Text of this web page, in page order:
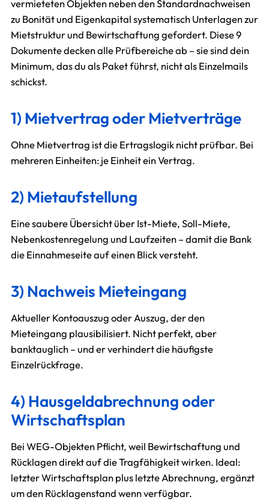
vermieteten Objekten neben den Standardnachweisen
zu Bonität und Eigenkapital systematisch Unterlagen zur
Mietstruktur und Bewirtschaftung gefordert. Diese 9
Dokumente decken alle Prüfbereiche ab – sie sind dein
Minimum, das du als Paket führst, nicht als Einzelmails
schickst.
1) Mietvertrag oder Mietverträge
Ohne Mietvertrag ist die Ertragslogik nicht prüfbar. Bei
mehreren Einheiten: je Einheit ein Vertrag.
2) Mietaufstellung
Eine saubere Übersicht über Ist-Miete, Soll-Miete,
Nebenkostenregelung und Laufzeiten – damit die Bank
die Einnahmeseite auf einen Blick versteht.
3) Nachweis Mieteingang
Aktueller Kontoauszug oder Auszug, der den
Mieteingang plausibilisiert. Nicht perfekt, aber
banktauglich – und er verhindert die häufigste
Einzelrückfrage.
4) Hausgeldabrechnung oder
Wirtschaftsplan
Bei WEG-Objekten Pflicht, weil Bewirtschaftung und
Rücklagen direkt auf die Tragfähigkeit wirken. Ideal:
letzter Wirtschaftsplan plus letzte Abrechnung, ergänzt
um den Rücklagenstand wenn verfügbar.